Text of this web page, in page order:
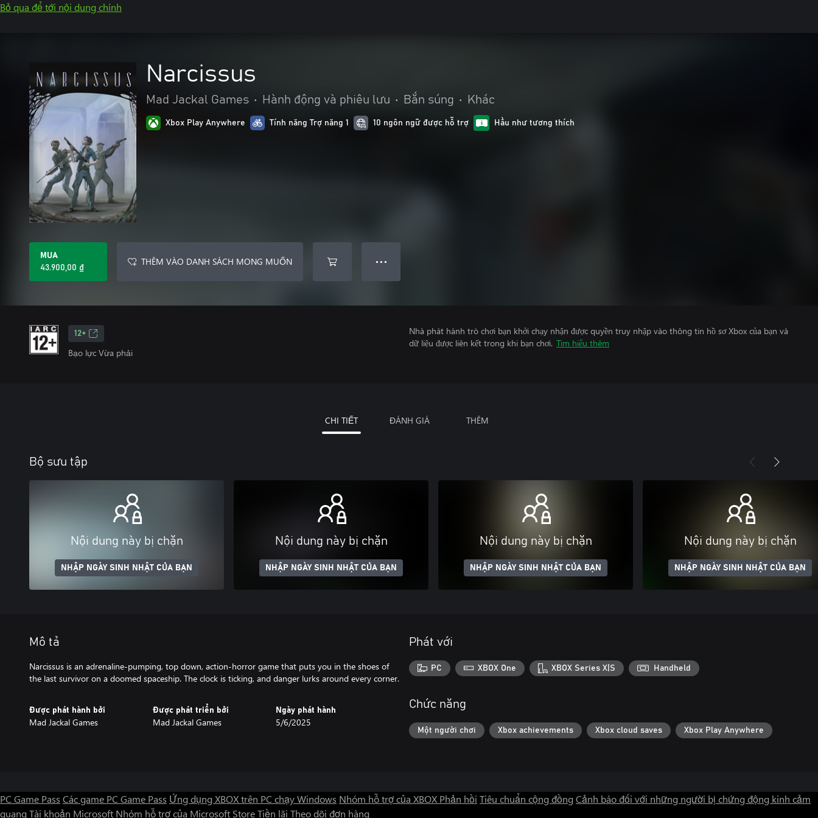
Bỏ qua để tới nội dung chính
Narcissus
Mad Jackal Games • Hành động và phiêu lưu • Bắn súng • Khác
Xbox Play Anywhere Tính năng Trợ năng 1 10 ngôn ngữ được hỗ trợ Hầu như tương thích
MUA
43.900,00 ₫
THÊM VÀO DANH SÁCH MONG MUỐN ● ● ●
12+
Bạo lực Vừa phải
Nhà phát hành trò chơi bạn khởi chạy nhận được quyền truy nhập vào thông tin hồ sơ Xbox của bạn và
dữ liệu được liên kết trong khi bạn chơi. Tìm hiểu thêm
CHI TIẾT ĐÁNH GIÁ THÊM
Bộ sưu tập
Nội dung này bị chặn
NHẬP NGÀY SINH NHẬT CỦA BẠN
Nội dung này bị chặn
NHẬP NGÀY SINH NHẬT CỦA BẠN
Nội dung này bị chặn
NHẬP NGÀY SINH NHẬT CỦA BẠN
Nội dung này bị chặn
NHẬP NGÀY SINH NHẬT CỦA BẠN
Mô tả
Narcissus is an adrenaline-pumping, top down, action-horror game that puts you in the shoes of
the last survivor on a doomed spaceship. The clock is ticking, and danger lurks around every corner.
Được phát hành bởi
Mad Jackal Games
Được phát triển bởi
Mad Jackal Games
Ngày phát hành
5/6/2025
Phát với
PC XBOX One XBOX Series X|S Handheld
Chức năng
Một người chơi Xbox achievements Xbox cloud saves Xbox Play Anywhere
PC Game Pass Các game PC Game Pass Ứng dụng XBOX trên PC chạy Windows Nhóm hỗ trợ của XBOX Phản hồi Tiêu chuẩn cộng đồng Cảnh báo đối với những người bị chứng động kinh cảm
quang Tài khoản Microsoft Nhóm hỗ trợ của Microsoft StoreTiền lãi Theo dõi đơn hàng